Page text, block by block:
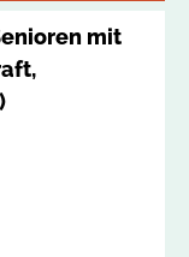
mit